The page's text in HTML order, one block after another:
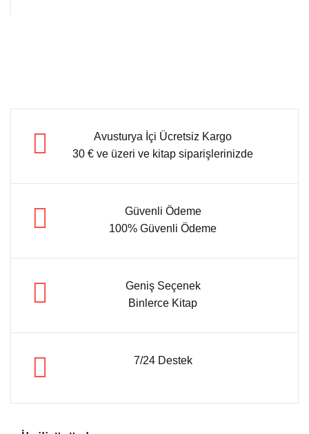
Avusturya İçi Ücretsiz Kargo
30 € ve üzeri ve kitap siparişlerinizde
Güvenli Ödeme
100% Güvenli Ödeme
Geniş Seçenek
Binlerce Kitap
7/24 Destek